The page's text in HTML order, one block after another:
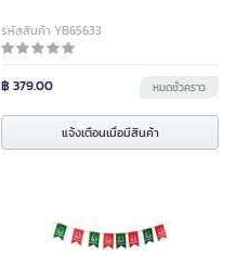
รหัสสินค้า YB65633
฿ 379.00 หมดชั่วคราว
แจ้งเตือนเมื่อมีสินค้า